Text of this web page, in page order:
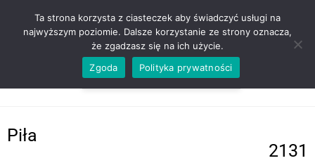
ZADZWOŃ TEL. 600 352 938
Piła
2131
Ta strona korzysta z ciasteczek aby świadczyć usługi na
najwyższym poziomie. Dalsze korzystanie ze strony oznacza,
że zgadzasz się na ich użycie.
Zgoda
Polityka prywatności